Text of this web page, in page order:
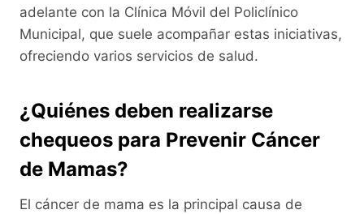
adelante con la Clínica Móvil del Policlínico
Municipal, que suele acompañar estas iniciativas,
ofreciendo varios servicios de salud.
¿Quiénes deben realizarse
chequeos para Prevenir Cáncer
de Mamas?
El cáncer de mama es la principal causa de